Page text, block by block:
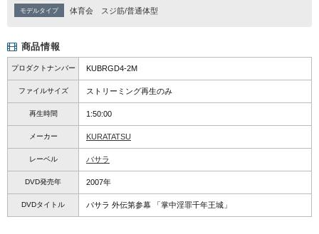
モデルタイプ 体育会 スジ筋/普通体型
商品情報
プロダクトナンバー KUBRGD4-2M
ファイルサイズ ストリーミング再生のみ
再生時間 1:50:00
メーカー KURATATSU
レーベル バサラ
DVD発売年 2007年
DVDタイトル バサラ 外伝第参幕 「掌中淫罪千年王城」